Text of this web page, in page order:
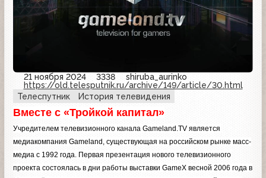
21 ноября 2024 3338
shiruba_aurinko
https://old.telesputnik.ru/archive/149/article/30.html
Телеспутник
История телевидения
Вместе с «Тройкой капитал»
Учредителем телевизионного канала Gameland.TV является
медиакомпания Gameland, существующая на российском рынке масс-
медиа с 1992 года. Первая презентация нового телевизионного
проекта состоялась в дни работы выставки GameX весной 2006 года в